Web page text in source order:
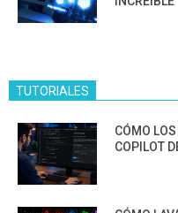
TUTORIALES
CÓMO
COPILOT